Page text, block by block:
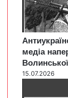
медіа
Волинської
15.07.2026